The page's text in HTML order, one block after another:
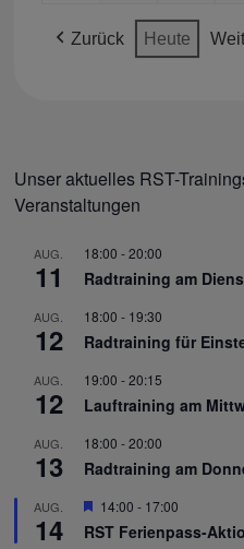
2026
2026
Zurück Heute
Unser aktuelles RST-
Veranstaltungen
AUG.
11
18:00 -20:00
Radtraining am
AUG.
12
18:00 - 19:30
Radtraining für
AUG.
12
19:00 -20:15
Lauftraining am
AUG.
13
18:00 -20:00
Radtraining am
AUG.
14
Hervorgehoben
14:00 - 17:00
RST Ferienpass-